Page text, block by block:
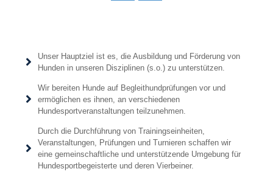
Unser Hauptziel ist es, die Ausbildung und Förderung von
Hunden in unseren Disziplinen (s.o.) zu unterstützen.
Wir bereiten Hunde auf Begleithundprüfungen vor und
ermöglichen es ihnen, an verschiedenen
Hundesportveranstaltungen teilzunehmen.
Durch die Durchführung von Trainingseinheiten,
Veranstaltungen, Prüfungen und Turnieren schaffen wir
eine gemeinschaftliche und unterstützende Umgebung für
Hundesportbegeisterte und deren Vierbeiner.